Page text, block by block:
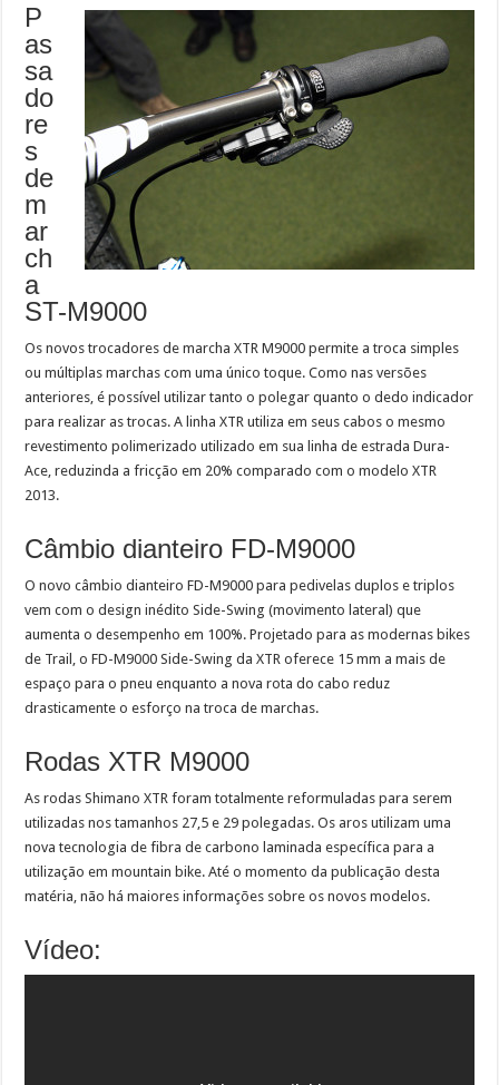
P
as
sa
do
re
s
de
m
ar
ch
a
ST-M9000
Os novos trocadores de marcha XTR M9000 permite a troca simples
ou múltiplas marchas com uma único toque. Como nas versões
anteriores, é possível utilizar tanto o polegar quanto o dedo indicador
para realizar as trocas. A linha XTR utiliza em seus cabos o mesmo
revestimento polimerizado utilizado em sua linha de estrada Dura-
Ace, reduzinda a fricção em 20% comparado com o modelo XTR
2013.
Câmbio dianteiro FD-M9000
O novo câmbio dianteiro FD-M9000 para pedivelas duplos e triplos
vem com o design inédito Side-Swing (movimento lateral) que
aumenta o desempenho em 100%. Projetado para as modernas bikes
de Trail, o FD-M9000 Side-Swing da XTR oferece 15 mm a mais de
espaço para o pneu enquanto a nova rota do cabo reduz
drasticamente o esforço na troca de marchas.
Rodas XTR M9000
As rodas Shimano XTR foram totalmente reformuladas para serem
utilizadas nos tamanhos 27,5 e 29 polegadas. Os aros utilizam uma
nova tecnologia de fibra de carbono laminada específica para a
utilização em mountain bike. Até o momento da publicação desta
matéria, não há maiores informações sobre os novos modelos.
Vídeo: